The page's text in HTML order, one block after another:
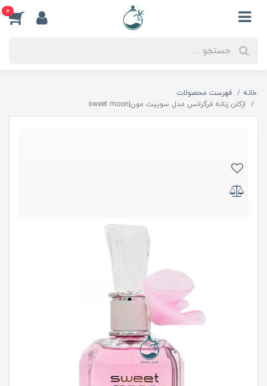
0
خانه
فهرست محصولات
ازكلن زنانه فرگرانس مدل سوييت مون|sweet moon